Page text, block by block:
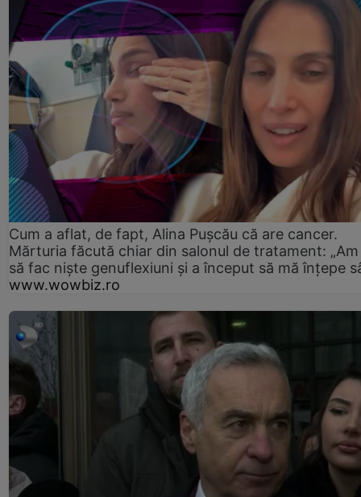
Cum a aflat, de fapt, Alina Pușcău că are cancer.
Mărturia făcută chiar din salonul de tratament:
să fac niște genuflexiuni și a început să mă înțepe
www.wowbiz.ro